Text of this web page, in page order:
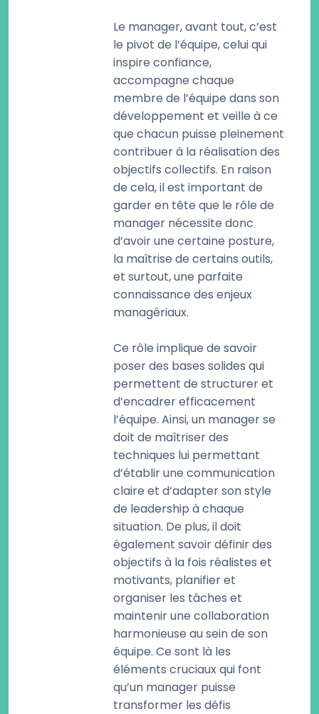
Le manager, avant tout, c’est
le pivot de l’équipe, celui qui
inspire confiance,
accompagne chaque
membre de l’équipe dans son
développement et veille à ce
que chacun puisse pleinement
contribuer à la réalisation des
objectifs collectifs. En raison
de cela, il est important de
garder en tête que le rôle de
manager nécessite donc
d’avoir une certaine posture,
la maîtrise de certains outils,
et surtout, une parfaite
connaissance des enjeux
managériaux.
Ce rôle implique de savoir
poser des bases solides qui
permettent de structurer et
d’encadrer efficacement
l’équipe. Ainsi, un manager se
doit de maîtriser des
techniques lui permettant
d’établir une communication
claire et d’adapter son style
de leadership à chaque
situation. De plus, il doit
également savoir définir des
objectifs à la fois réalistes et
motivants, planifier et
organiser les tâches et
maintenir une collaboration
harmonieuse au sein de son
équipe. Ce sont là les
éléments cruciaux qui font
qu’un manager puisse
transformer les défis